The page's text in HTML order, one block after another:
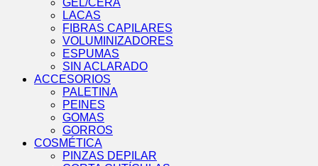
GEL/CERA
LACAS
FIBRAS CAPILARES
VOLUMINIZADORES
ESPUMAS
SIN ACLARADO
ACCESORIOS
PALETINA
PEINES
GOMAS
GORROS
COSMÉTICA
PINZAS DEPILAR